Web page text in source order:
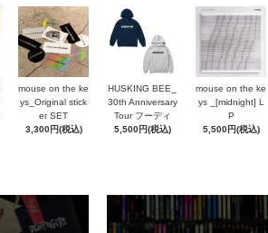
mouse on the ke
ys_Original stick
er SET
3,300円(税込)
HUSKING BEE_
30th Anniversary
Tour フーディ
5,500円(税込)
mouse on the ke
ys _[midnight] L
P
5,500円(税込)